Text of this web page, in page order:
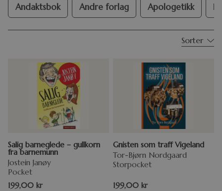
Andaktsbok Andre forlag Apologetikk
Sorter
Salig barneglede – gullkorn
fra barnemunn
Jostein Janøy
Pocket
199,00 kr
Gnisten som traff Vigeland
Tor-Bjørn Nordgaard
Storpocket
199,00 kr